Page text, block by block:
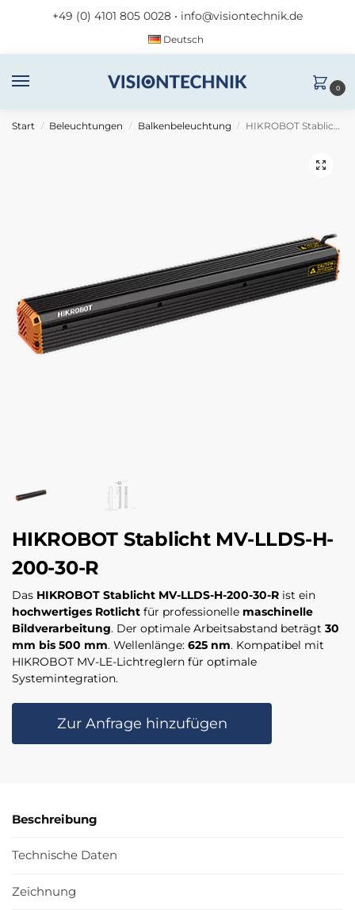
+49 (0) 4101 805 0028 • info@visiontechnik.de
Deutsch
0
Start / Beleuchtungen / Balkenbeleuchtung / HIKROBOT Stablicht MV-LLDS-H-200-30-R
HIKROBOT Stablicht MV-LLDS-H-
200-30-R
Das HIKROBOT Stablicht MV-LLDS-H-200-30-R ist ein
hochwertiges Rotlicht für professionelle maschinelle
Bildverarbeitung. Der optimale Arbeitsabstand beträgt 30
mm bis 500 mm. Wellenlänge: 625 nm. Kompatibel mit
HIKROBOT MV-LE-Lichtreglern für optimale
Systemintegration.
Zur Anfrage hinzufügen
Beschreibung
Technische Daten
Zeichnung